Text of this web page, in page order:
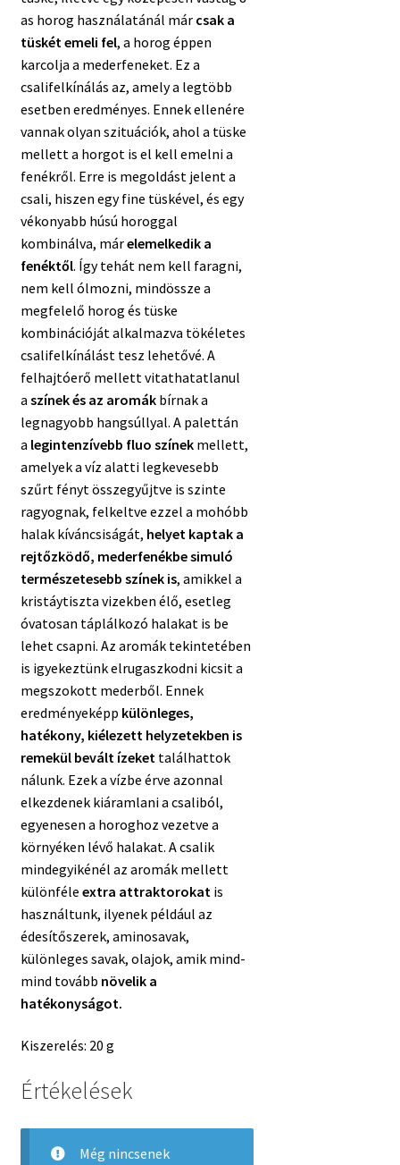
as horog használatánál már csak a
tüskét emeli fel, a horog éppen
karcolja a mederfeneket. Ez a
csalifelkínálás az, amely a legtöbb
esetben eredményes. Ennek ellenére
vannak olyan szituációk, ahol a tüske
mellett a horgot is el kell emelni a
fenékről. Erre is megoldást jelent a
csali, hiszen egy fine tüskével, és egy
vékonyabb húsú horoggal
kombinálva, márelemelkedik a
fenéktől. Így tehát nem kell faragni,
nem kell ólmozni, mindössze a
megfelelő horog és tüske
kombinációját alkalmazva tökéletes
csalifelkínálást tesz lehetővé. A
felhajtóerő mellett vitathatatlanul
a színek és az aromákbírnak a
legnagyobb hangsúllyal. A palettán
a legintenzívebb fluo színekmellett,
amelyek a víz alatti legkevesebb
szűrt fényt összegyűjtve is szinte
ragyognak, felkeltve ezzel a mohóbb
halak kíváncsiságát, helyet kaptak a
rejtőzködő, mederfenékbe simuló
természetesebb színek is, amikkel a
kristáytiszta vizekben élő, esetleg
óvatosan táplálkozó halakat is be
lehet csapni. Az aromák tekintetében
is igyekeztünk elrugaszkodni kicsit a
megszokott mederből. Ennek
eredményeképp különleges,
hatékony, kiélezett helyzetekben is
remekül bevált ízeket találhattok
nálunk. Ezek a vízbe érve azonnal
elkezdenek kiáramlani a csaliból,
egyenesen a horoghoz vezetve a
környéken lévő halakat. A csalik
mindegyikénél az aromák mellett
különféle extra attraktorokat is
használtunk, ilyenek például az
édesítőszerek, aminosavak,
különleges savak, olajok, amik mind-
mind tovább növelik a
hatékonyságot.
Kiszerelés: 20 g
Értékelések
Még nincsenek